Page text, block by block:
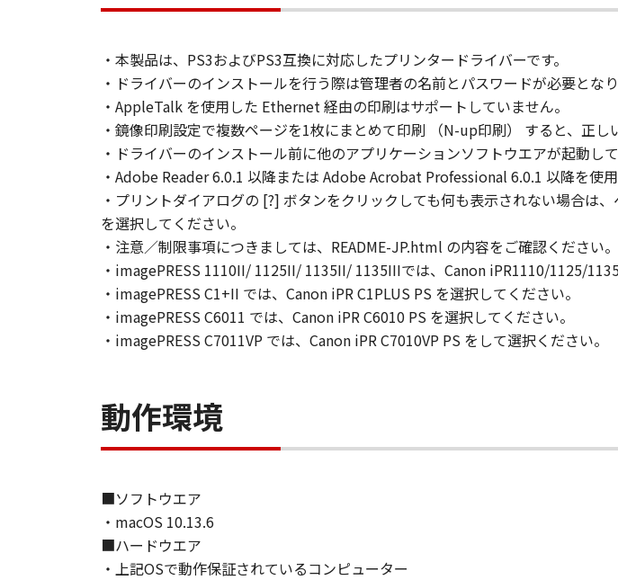
２．使用許諾
(1)- 1.
お客様は、「ソフトウェア」を、お客様のコンピューターにおいて
装置上にインストールすること、またはコンピューターにおいて表示
とのいずれも含むものとします。）することができます。
(1)- 2.
お客様は、 「更新データ」を、お客様のコンピューターおよび「プ
ューターまたは「プリンター」の固定記憶装置上にインストールす
ること、アクセスすること、読み出すこと、もしくは実行することの
(1)- 3.
お客様は、「コンテンツデータ」を、お客様のコンピューターにお
固定記憶装置上に保存すること、またはコンピューターにおいて表
「コンテンツデータ」を頒布、再許諾、レンタル、販売または譲渡
刷し、印刷されたそれらのもの（以下、「印刷物」といいます。）
る「印刷物」の使用および利用もしくはこれらに関連して生じるお
とします。
(2)
クアップコピーに「許諾ソフトウェア」に含まれているすべての著作
(3)
本契約に明示的に定める場合を除き、お客様は、「許諾ソフトウェ
逆コンパイル、逆アセンブルまたは他のプログラミング言語へ変換
・本製品は、PS3およびPS3互換に対応したプリンタードライバーです。
・ドライバーのインストールを行う際は管理者の名前とパスワードが必要となり
・AppleTalk を使用した Ethernet 経由の印刷はサポートしていません。
・鏡像印刷設定で複数ページを1枚にまとめて印刷 （N-up印刷） すると、正し
・ドライバーのインストール前に他のアプリケーションソフトウエアが起動し
・Adobe Reader 6.0.1 以降または Adobe Acrobat Professional 6.0.1 以降を使
・プリントダイアログの [?] ボタンをクリックしても何も表示されない場合は
を選択してください。
・注意／制限事項につきましては、README-JP.html の内容をご確認ください。
・imagePRESS 1110II/ 1125II/ 1135II/ 1135IIIでは、Canon iPR1110/1125/
・imagePRESS C1+II では、Canon iPR C1PLUS PS を選択してください。
・imagePRESS C6011 では、Canon iPR C6010 PS を選択してください。
・imagePRESS C7011VP では、Canon iPR C7010VP PS をして選択ください。
動作環境
■ソフトウエア
・macOS 10.13.6
■ハードウエア
・上記OSで動作保証されているコンピューター